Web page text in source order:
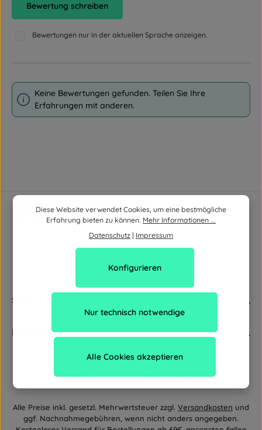
Bewertung schreiben
Bewertungen nur in der aktuellen Sprache anzeigen.
Keine Bewertungen gefunden. Teilen Sie Ihre
Erfahrungen mit anderen.
Service
Newsletter
Alle Preise inkl. gesetzl. Mehrwertsteuer zzgl. Versandkosten und
ggf. Nachnahmegebühren, wenn nicht anders angegeben.
Diese Website verwendet Cookies, um eine bestmögliche
Erfahrung bieten zu können. Mehr Informationen ...
Datenschutz | Impressum
Nur technisch notwendige
Konfigurieren
Alle Cookies akzeptieren